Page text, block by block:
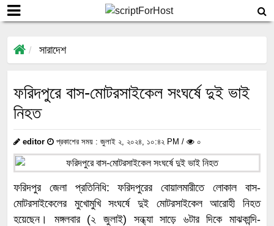
সারাদেশ
ফরিদপুরে বাস-মোটরসাইকেল সংঘর্ষে দুই ভাই
নিহত
editor প্রকাশের সময় : জুলাই ২, ২০২৪, ১০:৪২ PM / ০
ফরিদপুর জেলা প্রতিনিধি: ফরিদপুরের বোয়ালমারীতে লোকাল বাস-
মোটরসাইকেলের মুখোমুখি সংঘর্ষে দুই মোটরসাইকেল আরোহী নিহত
হয়েছেন। মঙ্গলবার (২ জুলাই) সন্ধ্যা সাড়ে ৬টার দিকে মাঝকান্দি-